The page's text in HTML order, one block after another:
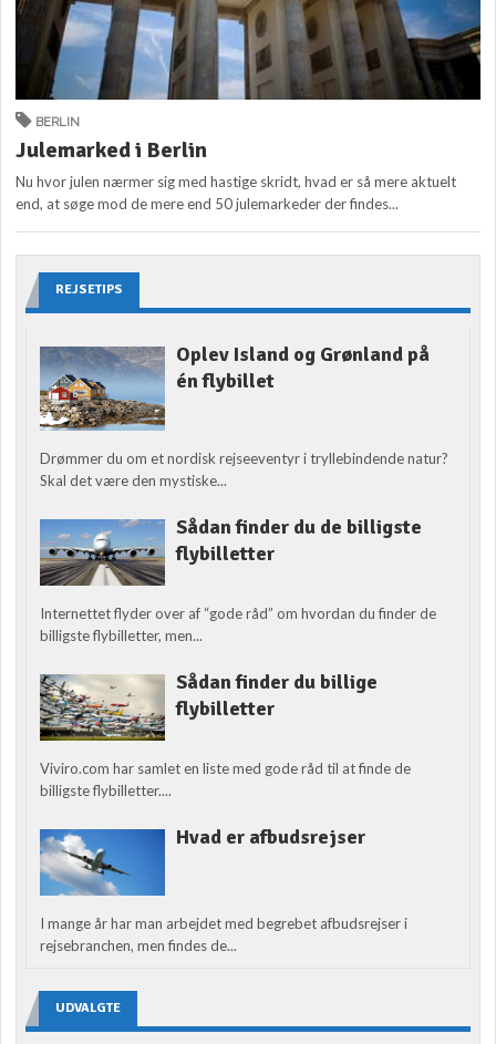
BERLIN
Julemarked i Berlin
Nu hvor julen nærmer sig med hastige skridt, hvad er så mere aktuelt
end, at søge mod de mere end 50 julemarkeder der findes...
REJSETIPS
Oplev Island og Grønland på
én flybillet
Drømmer du om et nordisk rejseeventyr i tryllebindende natur?
Skal det være den mystiske...
Sådan finder du de billigste
flybilletter
Internettet flyder over af “gode råd” om hvordan du finder de
billigste flybilletter, men...
Sådan finder du billige
flybilletter
Viviro.com har samlet en liste med gode råd til at finde de
billigste flybilletter....
Hvad er afbudsrejser
I mange år har man arbejdet med begrebet afbudsrejser i
rejsebranchen, men findes de...
UDVALGTE